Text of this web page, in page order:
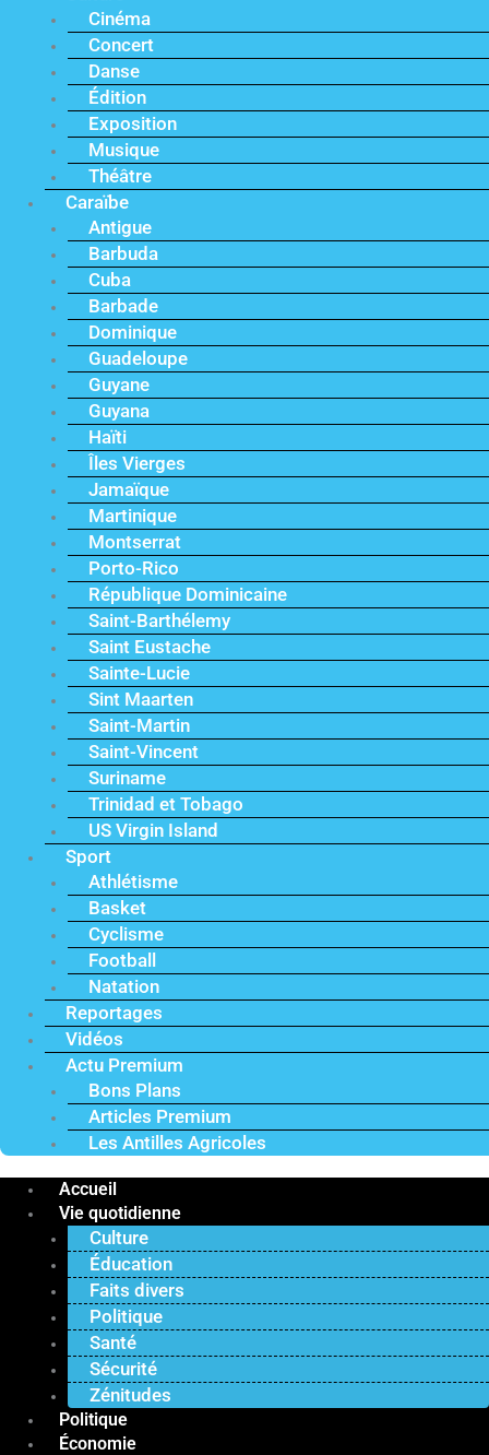
Cinéma
Concert
Danse
Édition
Exposition
Musique
Théâtre
Caraïbe
Antigue
Barbuda
Cuba
Barbade
Dominique
Guadeloupe
Guyane
Guyana
Haïti
Îles Vierges
Jamaïque
Martinique
Montserrat
Porto-Rico
République Dominicaine
Saint-Barthélemy
Saint Eustache
Sainte-Lucie
Sint Maarten
Saint-Martin
Saint-Vincent
Suriname
Trinidad et Tobago
US Virgin Island
Sport
Athlétisme
Basket
Cyclisme
Football
Natation
Reportages
Vidéos
Actu Premium
Bons Plans
Articles Premium
Les Antilles Agricoles
Accueil
Vie quotidienne
Culture
Éducation
Faits divers
Politique
Santé
Sécurité
Zénitudes
Politique
Économie